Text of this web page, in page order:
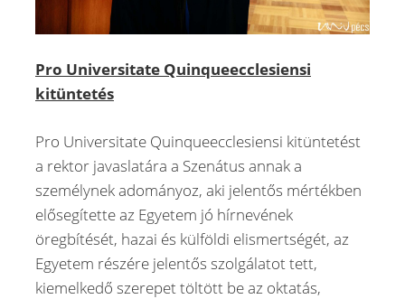
Pro Universitate Quinqueecclesiensi
kitüntetés
Pro Universitate Quinqueecclesiensi kitüntetést
a rektor javaslatára a Szenátus annak a
személynek adományoz, aki jelentős mértékben
elősegítette az Egyetem jó hírnevének
öregbítését, hazai és külföldi elismertségét, az
Egyetem részére jelentős szolgálatot tett,
kiemelkedő szerepet töltött be az oktatás,